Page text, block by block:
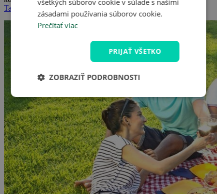
Taliansko
všetkých súborov cookie v súlade s našimi
zásadami používania súborov cookie.
Prečítať viac
PRIJAŤ VŠETKO
ZOBRAZIŤ PODROBNOSTI